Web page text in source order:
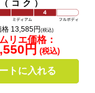
コク）
格 13,585円(税込)
リエ価格：
円 (税込)
トに入れる